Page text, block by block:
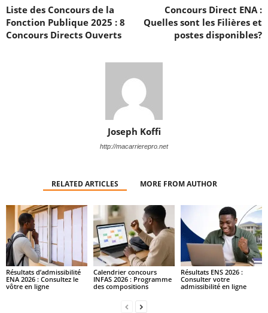
Liste des Concours de la
Fonction Publique 2025 : 8
Concours Directs Ouverts
Concours Direct ENA :
Quelles sont les Filières et
postes disponibles?
Joseph Koffi
http://macarrierepro.net
RELATED ARTICLES MORE FROM AUTHOR
Résultats d’admissibilité
ENA 2026 : Consultez le
vôtre en ligne
Calendrier concours
INFAS 2026 : Programme
des compositions
Résultats ENS 2026 :
Consulter votre
admissibilité en ligne